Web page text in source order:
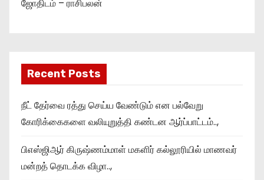
ஜோதிடம் – ராசிபலன்
Recent Posts
நீட் தேர்வை ரத்து செய்ய வேண்டும் என பல்வேறு
கோரிக்கைகளை வலியுறுத்தி கண்டன ஆர்ப்பாட்டம்..,
பிஎஸ்ஜிஆர் கிருஷ்ணம்மாள் மகளிர் கல்லூரியில் மாணவர்
மன்றத் தொடக்க விழா..,